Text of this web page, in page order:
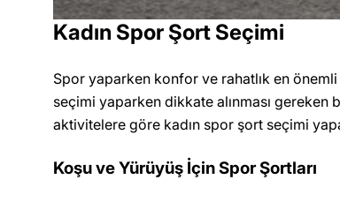
Kadın Spor Şort Seçimi
Spor yaparken konfor ve rahatlık en
seçimi yaparken dikkate alınması
aktivitelere göre kadın spor şort seçimi
Koşu ve Yürüyüş İçin Spor Şortları